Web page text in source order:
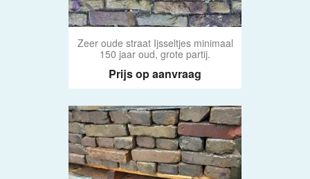
Zeer oude straat Ijsseltjes minimaal
150 jaar oud, grote partij.
Prijs op aanvraag